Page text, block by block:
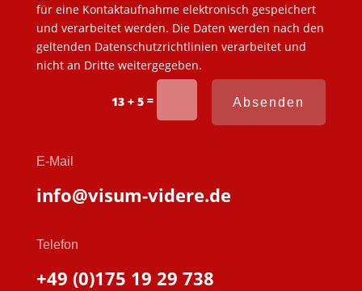
für eine Kontaktaufnahme elektronisch gespeichert
und verarbeitet werden. Die Daten werden nach den
geltenden Datenschutzrichtlinien verarbeitet und
nicht an Dritte weitergegeben.
13 + 5 = Absenden
E-Mail
info@visum-videre.de
Telefon
+49 (0)175 19 29 738